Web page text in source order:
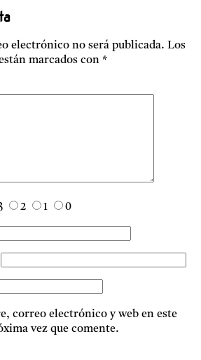
electrónico no será publicada. Los
marcados con *
2 1 0
correo electrónico y web en este
vez que comente.